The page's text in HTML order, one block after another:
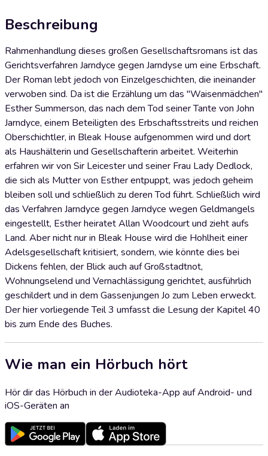
Beschreibung
Rahmenhandlung dieses großen Gesellschaftsromans ist das
Gerichtsverfahren Jarndyce gegen Jarndyse um eine Erbschaft.
Der Roman lebt jedoch von Einzelgeschichten, die ineinander
verwoben sind. Da ist die Erzählung um das "Waisenmädchen"
Esther Summerson, das nach dem Tod seiner Tante von John
Jarndyce, einem Beteiligten des Erbschaftsstreits und reichen
Oberschichtler, in Bleak House aufgenommen wird und dort
als Haushälterin und Gesellschafterin arbeitet. Weiterhin
erfahren wir von Sir Leicester und seiner Frau Lady Dedlock,
die sich als Mutter von Esther entpuppt, was jedoch geheim
bleiben soll und schließlich zu deren Tod führt. Schließlich wird
das Verfahren Jarndyce gegen Jarndyce wegen Geldmangels
eingestellt, Esther heiratet Allan Woodcourt und zieht aufs
Land. Aber nicht nur in Bleak House wird die Hohlheit einer
Adelsgesellschaft kritisiert, sondern, wie könnte dies bei
Dickens fehlen, der Blick auch auf Großstadtnot,
Wohnungselend und Vernachlässigung gerichtet, ausführlich
geschildert und in dem Gassenjungen Jo zum Leben erweckt.
Der hier vorliegende Teil 3 umfasst die Lesung der Kapitel 40
bis zum Ende des Buches.
Wie man ein Hörbuch hört
Hör dir das Hörbuch in der Audioteka-App auf Android- und
iOS-Geräten an